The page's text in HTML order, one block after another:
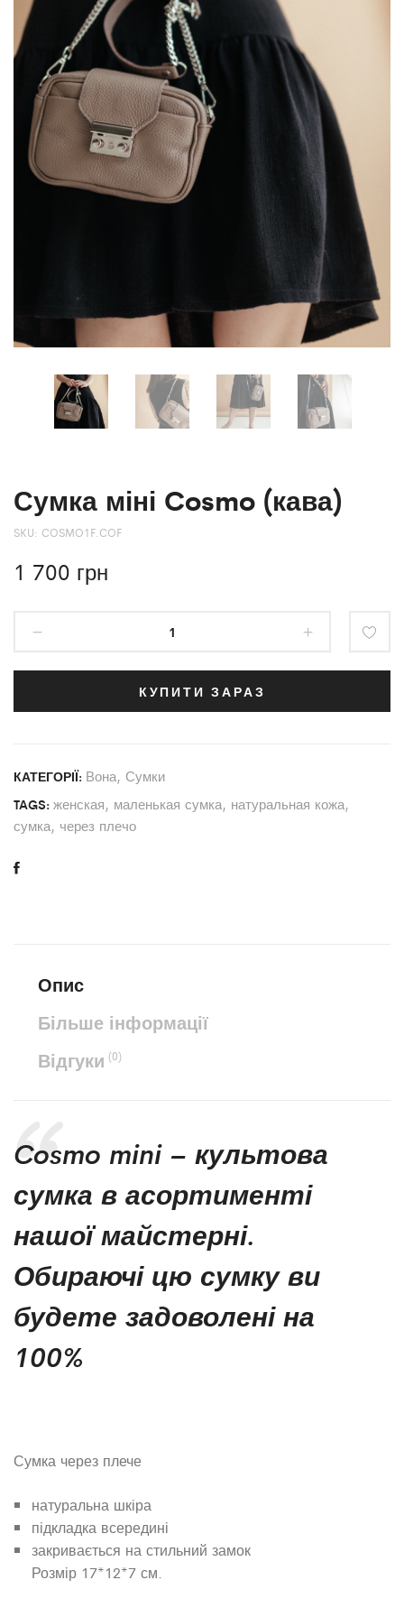
Сумка міні Cosmo (кава)
SKU: COSMO1F.COF
1 700 грн
КУПИТИ ЗАРАЗ
КАТЕГОРІЇ: Вона, Сумки
TAGS: женская, маленькая сумка, натуральная кожа,
сумка, через плечо
Опис
Більше інформації
Відгуки(0)
Cosmo mini – культова
сумка в асортименті
нашої майстерні.
Обираючі цю сумку ви
будете задоволені на
100%
Сумка через плече
натуральна шкіра
підкладка всередині
закривається на стильний замок
Розмір 17*12*7 см.